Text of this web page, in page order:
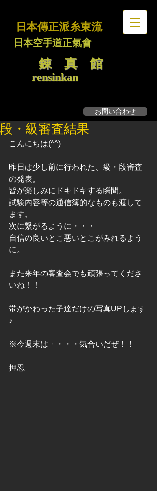
日本傳正派糸東流
日本空手道正氣會
錬 真 館
rensinkan
お問い合わせ
段・級審査結果
こんにちは(^^)
昨日は少し前に行われた、級・段審査
の発表。
皆が楽しみにドキドキする瞬間。
試験内容等の通信簿的なものも渡して
ます。
次に繋がるように・・・
自信の良いとこ悪いとこがみれるよう
に。
また来年の審査会でも頑張ってくださ
いね！！
帯がかわった子達だけの写真UPします
♪
※今週末は・・・・気合いだぜ！！
押忍